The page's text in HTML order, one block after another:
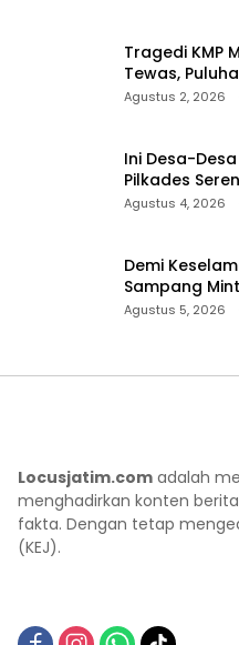
Tragedi KMP
Tewas,
Pencarian
Agustus 2, 2026
Ini Desa-
Pilkades
Sumenep
Agustus 4, 2026
Demi
Sampang
ke Lokasi
Agustus 5, 2026
Locusjatim.com adalah
menghadirkan konten
fakta. Dengan tetap
(KEJ).